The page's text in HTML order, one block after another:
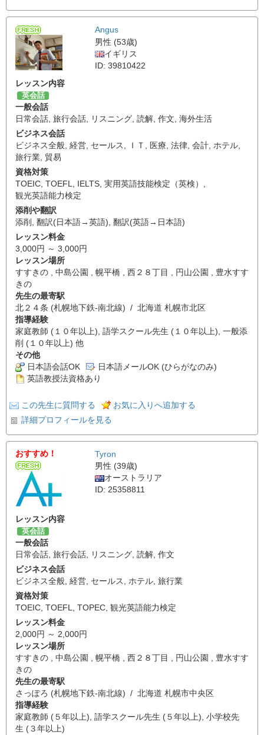
Angus
男性 (53歳)
イギリス
ID: 39810422
レッスン内容
英会話
一般会話
日常会話 旅行会話 リスニング 読解 作文 海外生活
ビジネス会話
ビジネス全般 経営 セールス ＩＴ 医療 法律 会計 ホテル
旅行業 貿易
資格対策
TOEIC TOEFL IELTS 実用英語技能検定（英検）
観光英語能力検定
添削や翻訳
添削 翻訳(日本語→英語) 翻訳(英語→日本語)
レッスン料金
3,000円 ～ 3,000円
レッスン場所
すすきの , 中島公園 , 幌平橋 , 西２８丁目 , 円山公園 , 豊水すす
きの
先生の最寄駅
北２４条 (札幌地下鉄-南北線) / 北海道 札幌市北区
指導経験
家庭教師 (１０年以上), 語学スクール先生 (１０年以上), 一般添
削 (１０年以上) 他
その他
日本語会話OK
日本語メールOK (ひらがなのみ)
英語教授法資格あり
この先生に質問する
お気に入りへ追加する
詳細プロフィールを見る
おすすめ！
Tyron
男性 (39歳)
オーストラリア
ID: 25358811
レッスン内容
英会話
一般会話
日常会話, 旅行会話, リスニング, 読解, 作文
ビジネス会話
ビジネス全般, 経営, セールス, ホテル, 旅行業
資格対策
TOEIC, TOEFL, TOPEC, 観光英語能力検定
レッスン料金
2,000円 ～ 2,000円
レッスン場所
すすきの , 中島公園 , 幌平橋 , 西２８丁目 , 円山公園 , 豊水すす
きの
先生の最寄駅
さっぽろ (札幌地下鉄-南北線) / 北海道 札幌市中央区
指導経験
家庭教師 (５年以上), 語学スクール先生 (５年以上), 小学校先
生 (３年以上)